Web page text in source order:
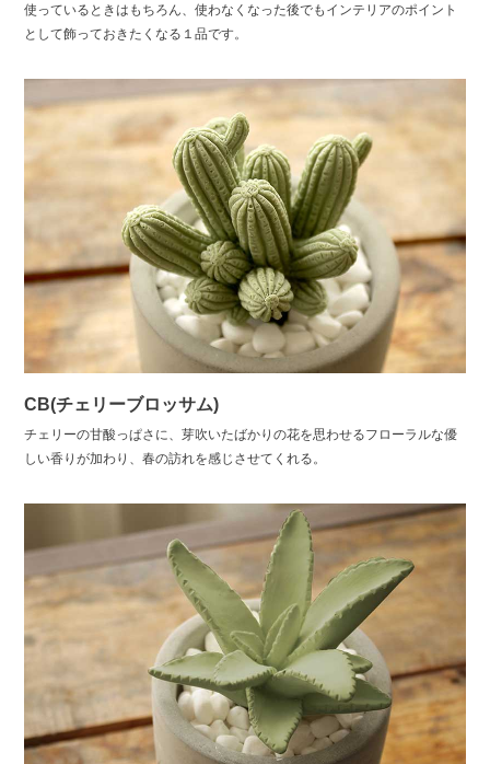
使っているときはもちろん、使わなくなった後でもインテリアのポイント
として飾っておきたくなる１品です。
CB(チェリーブロッサム)
チェリーの甘酸っぱさに、芽吹いたばかりの花を思わせるフローラルな優
しい香りが加わり、春の訪れを感じさせてくれる。